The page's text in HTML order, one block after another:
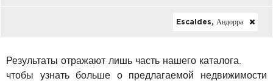
Escaldes, Андорра
Результаты отражают лишь часть нашего каталога.
чтобы узнать больше о предлагаемой недвижимости